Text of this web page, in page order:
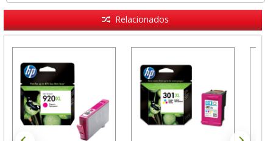
Relacionados